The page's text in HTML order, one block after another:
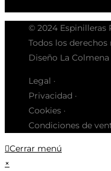
© 2024 Espinilleras
Todos los derechos
Diseño La Colmena
Legal ·
Privacidad ·
Cookies ·
Condiciones de
Cerrar menú
×